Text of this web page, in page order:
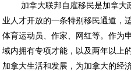
加拿大联邦自雇移民是加拿大
业人才开放的一条特别移民通道，
体育运动员、作家、网红等。作为
域内拥有专项才能，以及两年以上
加拿大生活和发展，为加拿大的经